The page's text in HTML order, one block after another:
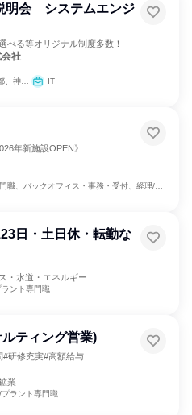
明会 システムエンジ
べる等オリジナル制度多数！
社
川県 IT
年新施設OPEN》
、バックオフィス・事務・受付、経理/税務/財務
日・土日休・転勤な
・水道・エネルギー
ント専門職
ティング営業)
#研修充実#高額給与
業
ラント専門職